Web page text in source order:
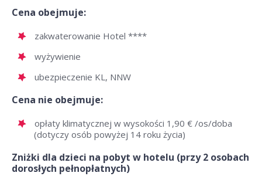
Cena obejmuje:
zakwaterowanie Hotel ****
wyżywienie
ubezpieczenie KL, NNW
Cena nie obejmuje:
opłaty klimatycznej w wysokości 1,90 € /os/doba
(dotyczy osób powyżej 14 roku życia)
Zniżki dla dzieci na pobyt w hotelu (przy 2 osobach
dorosłych pełnopłatnych)